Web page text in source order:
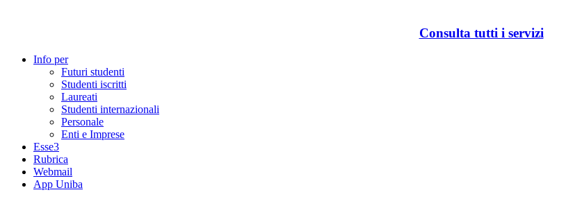
Consulta tutti i servizi
Info per
Futuri studenti
Studenti iscritti
Laureati
Studenti internazionali
Personale
Enti e Imprese
Esse3
Rubrica
Webmail
App Uniba